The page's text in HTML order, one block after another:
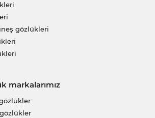
gözlükleri
markalarımız